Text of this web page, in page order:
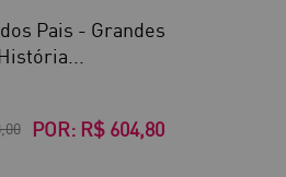
Pais - Grandes
História...
POR: R$ 604,80